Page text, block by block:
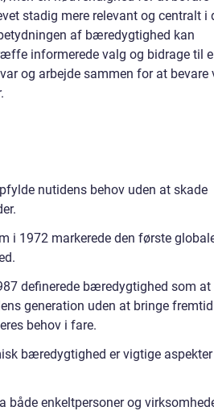
stadig mere relevant og centralt i
af bæredygtighed kan
informerede valg og bidrage til
og arbejde sammen for at bevare
nutidens behov uden at skade
i 1972 markerede den første
definerede bæredygtighed som at
generation uden at bringe
behov i fare.
bæredygtighed er vigtige
enkeltpersoner og